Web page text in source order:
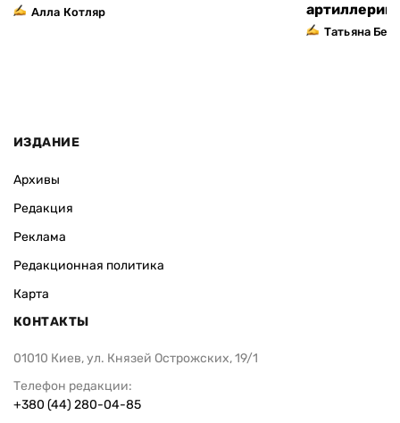
Алла Котляр
Татьяна
ИЗДАНИЕ
Архивы
Редакция
Реклама
Редакционная политика
Карта
КОНТАКТЫ
01010 Киев, ул. Князей Острожских, 19/1
Телефон редакции:
+380 (44) 280-04-85